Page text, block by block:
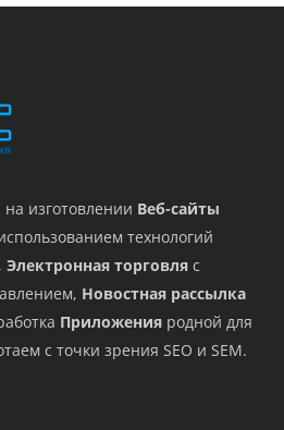
изготовлении Веб-сайты
технологий
Электронная торговля с
Новостная рассылка
Приложения родной для
с точки зрения SEO и SEM.